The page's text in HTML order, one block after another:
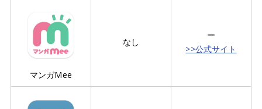
マンガMee
なし
ー
>>公式サイト